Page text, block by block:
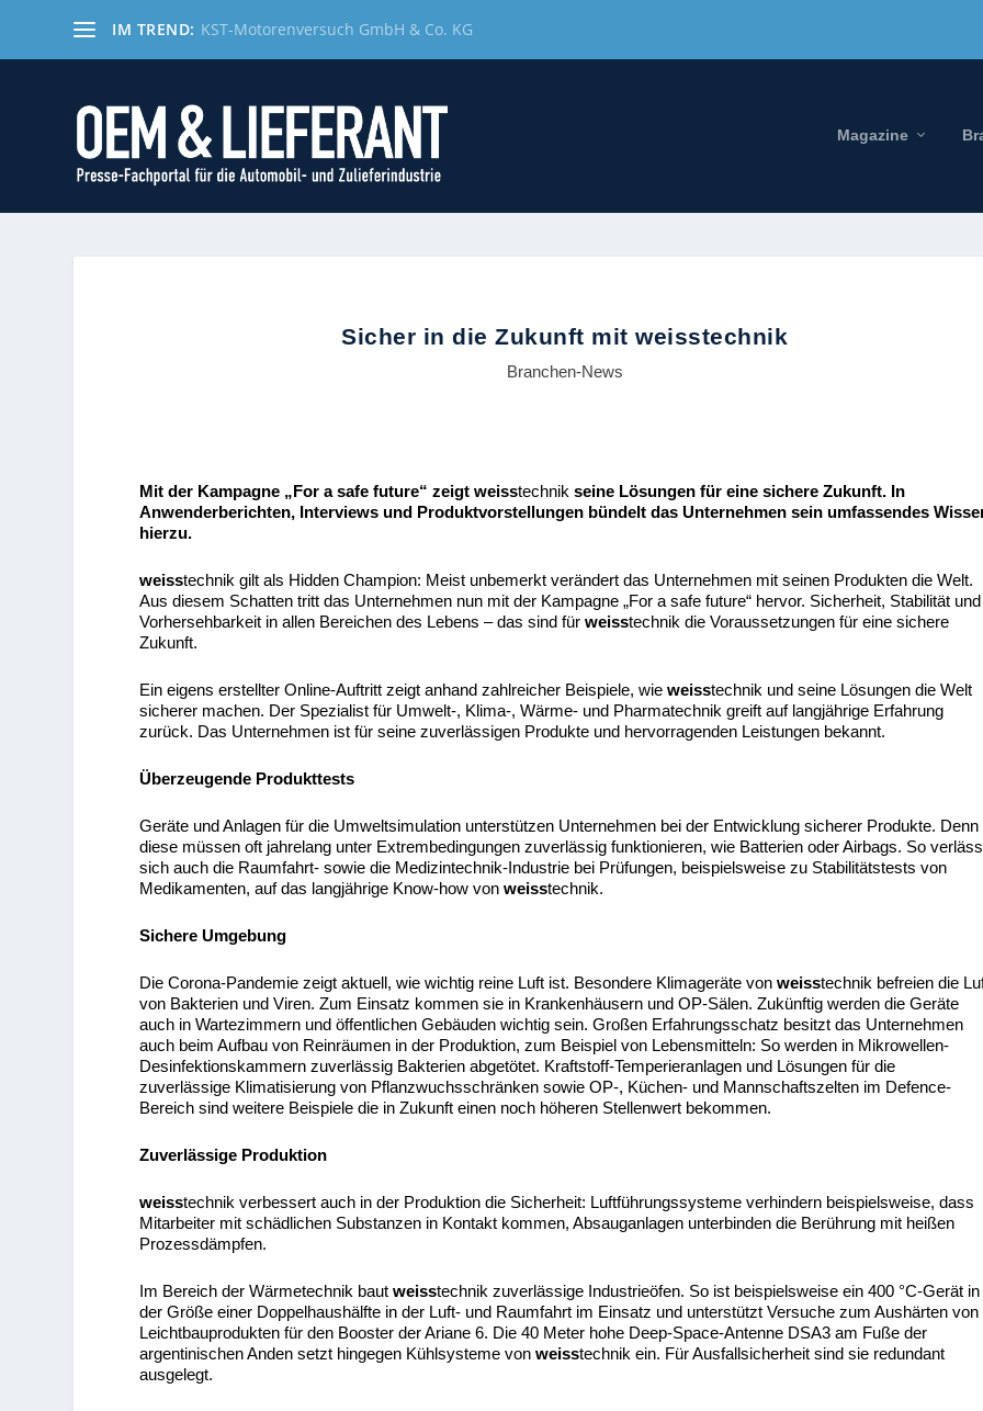
IM TREND: KST-Motorenversuch GmbH & Co. KG
Magazine
Sicher in die Zukunft mit weisstechnik
Branchen-News
Mit der Kampagne „For a safe future“ zeigt weisstechnik seine Lösungen für eine sichere Zukunft. In
Anwenderberichten, Interviews und Produktvorstellungen bündelt das Unternehmen sein umfassendes
hierzu.
weisstechnik gilt als Hidden Champion: Meist unbemerkt verändert das Unternehmen mit seinen Produkten die Welt.
Aus diesem Schatten tritt das Unternehmen nun mit der Kampagne „For a safe future“ hervor. Sicherheit, Stabilität und
Vorhersehbarkeit in allen Bereichen des Lebens – das sind fürweisstechnik die Voraussetzungen für eine sichere
Zukunft.
Ein eigens erstellter Online-Auftritt zeigt anhand zahlreicher Beispiele, wieweisstechnik und seine Lösungen die Welt
sicherer machen. Der Spezialist für Umwelt-, Klima-, Wärme- und Pharmatechnik greift auf langjährige Erfahrung
zurück. Das Unternehmen ist für seine zuverlässigen Produkte und hervorragenden Leistungen bekannt.
Überzeugende Produkttests
Geräte und Anlagen für die Umweltsimulation unterstützen Unternehmen bei der Entwicklung sicherer Produkte. Denn
diese müssen oft jahrelang unter Extrembedingungen zuverlässig funktionieren, wie Batterien oder Airbags. So
sich auch die Raumfahrt- sowie die Medizintechnik-Industrie bei Prüfungen, beispielsweise zu Stabilitätstests von
Medikamenten, auf das langjährige Know-how vonweisstechnik.
Sichere Umgebung
Die Corona-Pandemie zeigt aktuell, wie wichtig reine Luft ist. Besondere Klimageräte vonweisstechnik befreien die
von Bakterien und Viren. Zum Einsatz kommen sie in Krankenhäusern und OP-Sälen. Zukünftig werden die Geräte
auch in Wartezimmern und öffentlichen Gebäuden wichtig sein. Großen Erfahrungsschatz besitzt das Unternehmen
auch beim Aufbau von Reinräumen in der Produktion, zum Beispiel von Lebensmitteln: So werden in Mikrowellen-
Desinfektionskammern zuverlässig Bakterien abgetötet. Kraftstoff-Temperieranlagen und Lösungen für die
zuverlässige Klimatisierung von Pflanzwuchsschränken sowie OP-, Küchen- und Mannschaftszelten im Defence-
Bereich sind weitere Beispiele die in Zukunft einen noch höheren Stellenwert bekommen.
Zuverlässige Produktion
weisstechnik verbessert auch in der Produktion die Sicherheit: Luftführungssysteme verhindern beispielsweise, dass
Mitarbeiter mit schädlichen Substanzen in Kontakt kommen, Absauganlagen unterbinden die Berührung mit heißen
Prozessdämpfen.
Im Bereich der Wärmetechnik bautweisstechnik zuverlässige Industrieöfen. So ist beispielsweise ein 400 °C-Gerät in
der Größe einer Doppelhaushälfte in der Luft- und Raumfahrt im Einsatz und unterstützt Versuche zum Aushärten von
Leichtbauprodukten für den Booster der Ariane 6. Die 40 Meter hohe Deep-Space-Antenne DSA3 am Fuße der
argentinischen Anden setzt hingegen Kühlsysteme vonweisstechnik ein. Für Ausfallsicherheit sind sie redundant
ausgelegt.